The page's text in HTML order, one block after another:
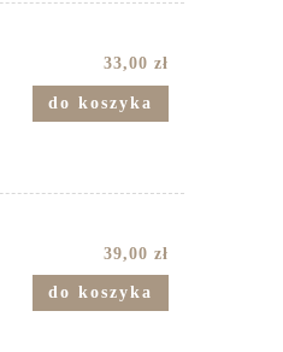
33,00 zł
do koszyka
39,00 zł
do koszyka